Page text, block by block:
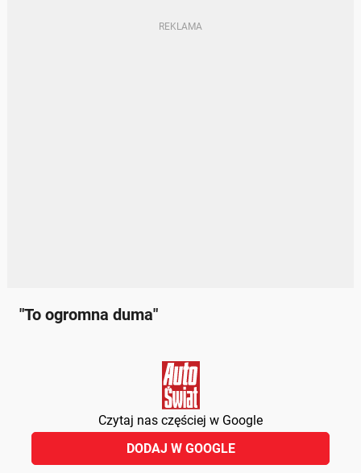
"To ogromna duma"
Czytaj nas częściej w Google
DODAJ W GOOGLE